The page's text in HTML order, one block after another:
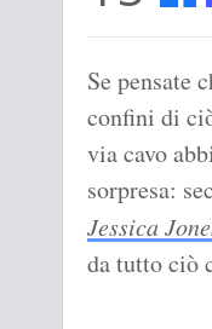
Se pensate
confini di
via cavo
sorpresa:
Jessica
da tutto ciò